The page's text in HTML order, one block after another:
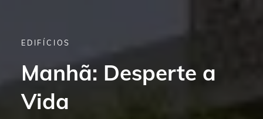
EDIFÍCIOS
Manhã: Desperte a
Vida